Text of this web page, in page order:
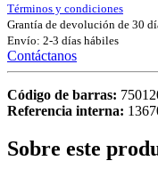
Términos y condiciones
Grantía de devolución de 30
Envío: 2-3 días hábiles
Contáctanos
Código de barras:
Referencia interna:
Sobre este